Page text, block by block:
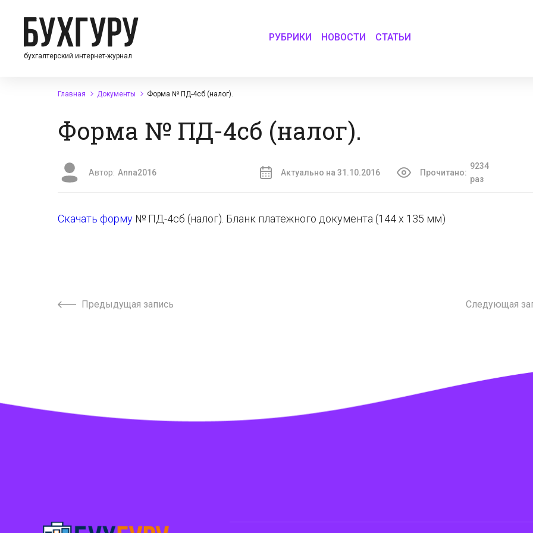
бухгалтерский интернет-журнал
РУБРИКИ НОВОСТИ СТАТЬИ
Главная Документы Форма № ПД-4сб (налог).
Форма № ПД-4сб (налог).
Автор: Anna2016 Актуально на 31.10.2016 Прочитано:
9234
раз
Скачать форму № ПД-4сб (налог). Бланк платежного документа (144 х 135 мм)
Предыдущая запись Следующая